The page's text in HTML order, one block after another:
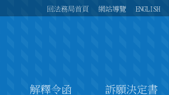
回法務局首頁 網站導覽 ENGLISH
解釋令函 訴願決定書